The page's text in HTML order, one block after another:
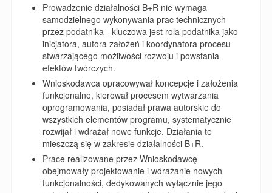
Prowadzenie działalności B+R nie wymaga
samodzielnego wykonywania prac technicznych
przez podatnika - kluczowa jest rola podatnika jako
inicjatora, autora założeń i koordynatora procesu
stwarzającego możliwości rozwoju i powstania
efektów twórczych.
Wnioskodawca opracowywał koncepcje i założenia
funkcjonalne, kierował procesem wytwarzania
oprogramowania, posiadał prawa autorskie do
wszystkich elementów programu, systematycznie
rozwijał i wdrażał nowe funkcje. Działania te
mieszczą się w zakresie działalności B+R.
Prace realizowane przez Wnioskodawcę
obejmowały projektowanie i wdrażanie nowych
funkcjonalności, dedykowanych wyłącznie jego